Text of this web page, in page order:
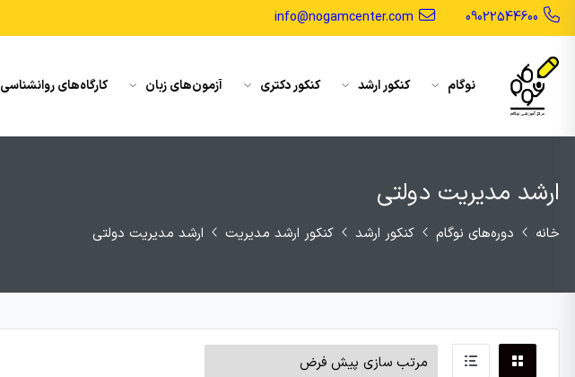
09022544600
info@nogamcenter.com
نوگام کنکور ارشد کنکور دکتری آزمون‌های زبان کارگاه‌های روانشناسی
ارشد مدیریت دولتی
خانه دوره‌های نوگام کنکور ارشد کنکور ارشد مدیریت ارشد مدیریت دولتی